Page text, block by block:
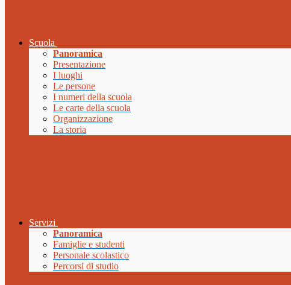
Scuola
Panoramica
Presentazione
I luoghi
Le persone
I numeri della scuola
Le carte della scuola
Organizzazione
La storia
Servizi
Panoramica
Famiglie e studenti
Personale scolastico
Percorsi di studio